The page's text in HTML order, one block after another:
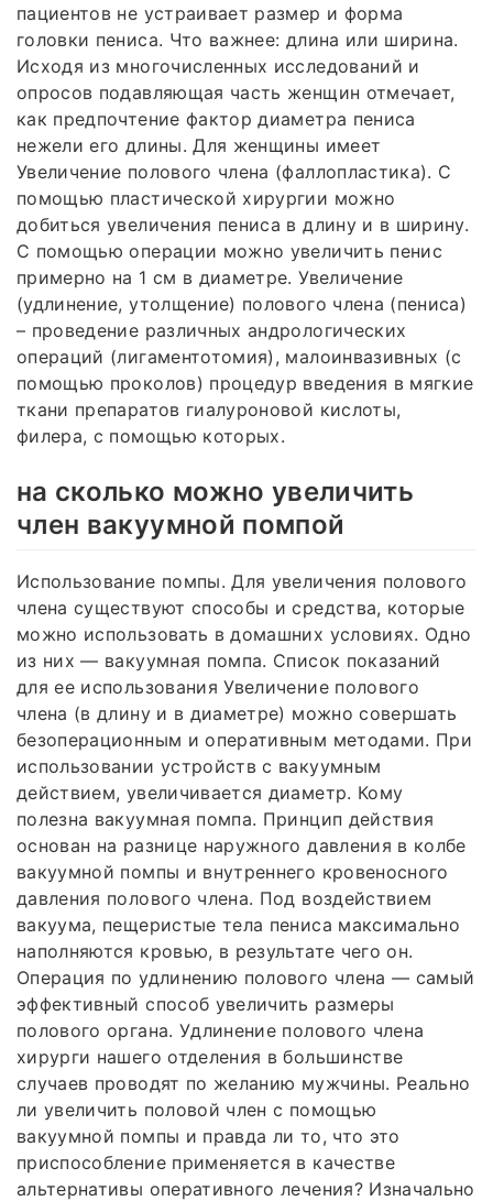
пациентов не устраивает размер и форма
головки пениса. Что важнее: длина или ширина.
Исходя из многочисленных исследований и
опросов подавляющая часть женщин отмечает,
как предпочтение фактор диаметра пениса
нежели его длины. Для женщины имеет
Увеличение полового члена (фаллопластика). С
помощью пластической хирургии можно
добиться увеличения пениса в длину и в ширину.
С помощью операции можно увеличить пенис
примерно на 1 см в диаметре. Увеличение
(удлинение, утолщение) полового члена (пениса)
– проведение различных андрологических
операций (лигаментотомия), малоинвазивных (с
помощью проколов) процедур введения в мягкие
ткани препаратов гиалуроновой кислоты,
филера, с помощью которых.
на сколько можно увеличить
член вакуумной помпой
Использование помпы. Для увеличения полового
члена существуют способы и средства, которые
можно использовать в домашних условиях. Одно
из них — вакуумная помпа. Список показаний
для ее использования Увеличение полового
члена (в длину и в диаметре) можно совершать
безоперационным и оперативным методами. При
использовании устройств с вакуумным
действием, увеличивается диаметр. Кому
полезна вакуумная помпа. Принцип действия
основан на разнице наружного давления в колбе
вакуумной помпы и внутреннего кровеносного
давления полового члена. Под воздействием
вакуума, пещеристые тела пениса максимально
наполняются кровью, в результате чего он.
Операция по удлинению полового члена — самый
эффективный способ увеличить размеры
полового органа. Удлинение полового члена
хирурги нашего отделения в большинстве
случаев проводят по желанию мужчины. Реально
ли увеличить половой член с помощью
вакуумной помпы и правда ли то, что это
приспособление применяется в качестве
альтернативы оперативного лечения? Изначально